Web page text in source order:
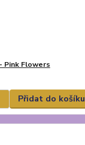
Pink Flowers
Přidat do košíku